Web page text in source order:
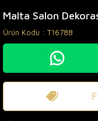
Malta Salon
Ürün Kodu : T16788